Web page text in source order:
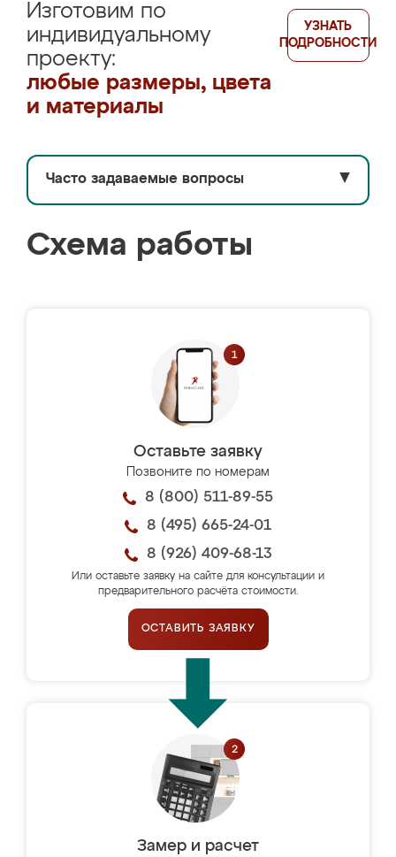
Изготовим по
индивидуальному
проекту:
любые размеры, цвета
и материалы
УЗНАТЬ
ПОДРОБНОСТИ
Часто задаваемые вопросы ▼
Схема работы
Оставьте заявку
Позвоните по номерам
8 (800) 511-89-55
8 (495) 665-24-01
8 (926) 409-68-13
Или оставьте заявку на сайте для консультации и
предварительного расчёта стоимости.
ОСТАВИТЬ ЗАЯВКУ
Замер и расчет